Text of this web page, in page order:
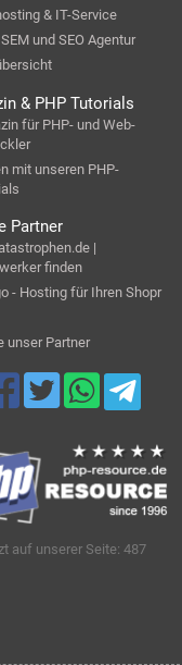
& IT-Service
und SEO Agentur
& PHP Tutorials
für PHP- und Web-
mit unseren PHP-
Partner
|
finden
- Hosting für Ihren Shopr
unser Partner
auf unserer Seite: 487